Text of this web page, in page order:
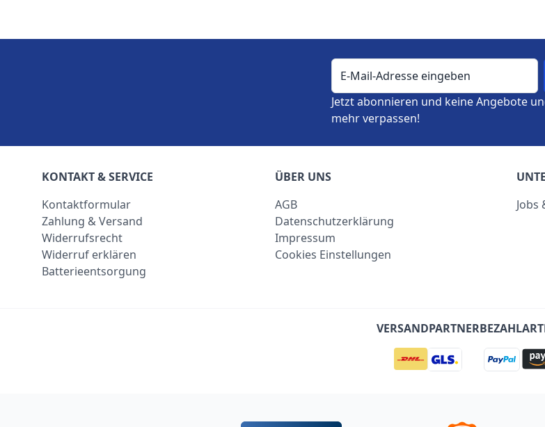
E-Mail-Adresse
Jetzt abonnieren und keine Angebote
mehr verpassen!
KONTAKT & SERVICE
Kontaktformular
Zahlung & Versand
Widerrufsrecht
Widerruf erklären
Batterieentsorgung
ÜBER UNS
AGB
Datenschutzerklärung
Impressum
Cookies Einstellungen
Jobs
VERSANDPARTNER